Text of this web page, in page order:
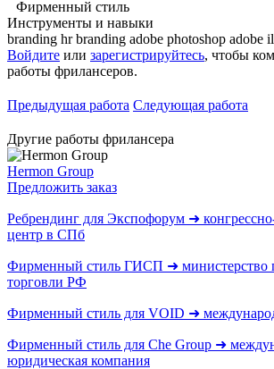
Фирменный стиль
Инструменты и навыки
branding hr branding adobe photoshop adobe
Войдите или зарегистрируйтесь, чтобы
работы фрилансеров.
Предыдущая работа Следующая работа
Другие работы фрилансера
Hermon Group
Предложить заказ
Ребрендинг для Экспофорум ➜
центр в СПб
Фирменный стиль ГИСП ➜ министерство
торговли РФ
Фирменный стиль для VOID ➜
Фирменный стиль для Che Group ➜
юридическая компания